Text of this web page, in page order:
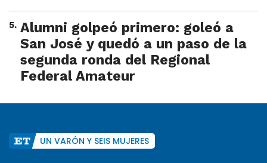
5. Alumni golpeó primero: goleó a
San José y quedó a un paso de la
segunda ronda del Regional
Federal Amateur
UN VARÓN Y SEIS MUJERES